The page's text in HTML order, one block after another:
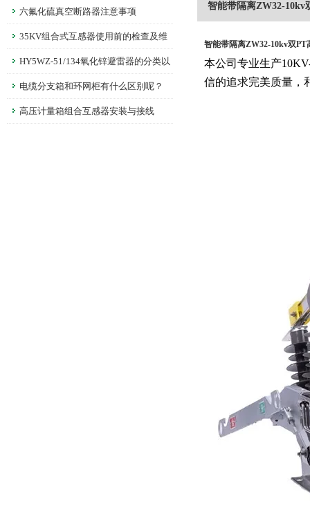
六氟化硫真空断路器注意事项
35KV组合式互感器使用前的检查及维
护 HY5WZ-51/134氧化锌避雷器的分类以
及试验操作方法
电缆分支箱和环网柜有什么区别呢？
高压计量箱组合互感器安装与接线
智能带隔离ZW32-10kv
智能带隔离ZW32-10kv双PT
本公司专业生产
信的追求完美质量，